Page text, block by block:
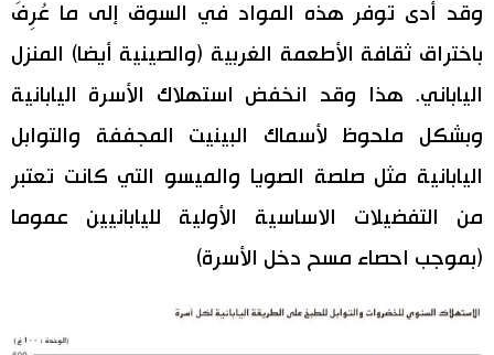
وقد أدى توفر هذه المواد في السوق إلى ما عُرِفَ
باختراق ثقافة الأطعمة الغربية (والصينية أيضا) المنزل
الياباني. هذا وقد انخفض استهلاك الأسرة اليابانية
وبشكل ملحوظ لأسماك البينيت المجففة والتوابل
اليابانية مثل صلصة الصويا والميسو التي كانت تعتبر
من التفضيلات الاساسية الأولية لليابانيين عموما
(بموجب احصاء مسح دخل الأسرة)